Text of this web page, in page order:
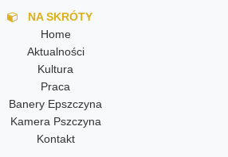
NA SKRÓTY
Home
Aktualności
Kultura
Praca
Banery Epszczyna
Kamera Pszczyna
Kontakt